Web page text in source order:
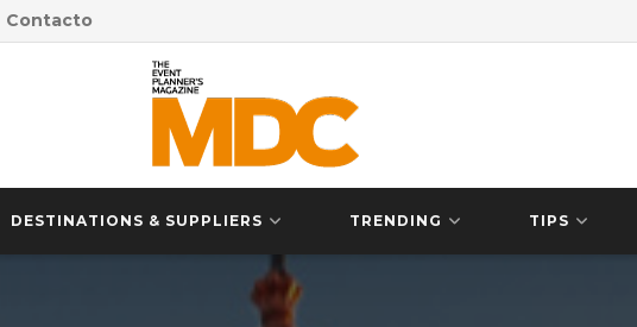
Contacto
DESTINATIONS & SUPPLIERS TRENDING TIPS